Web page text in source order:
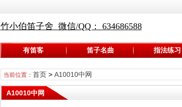
竹小伯笛子舍 微信/QQ： 634686588
有笛客 笛子名曲 指法练习
当前位置： 首页> A10010中网
A10010中网